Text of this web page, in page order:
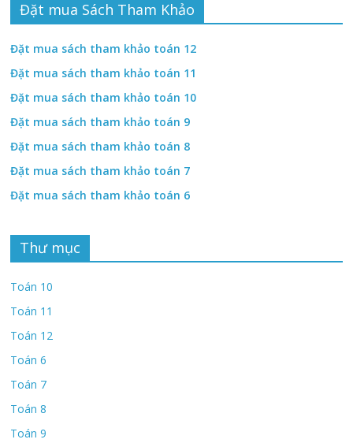
Đặt mua Sách Tham Khảo
Đặt mua sách tham khảo toán 12
Đặt mua sách tham khảo toán 11
Đặt mua sách tham khảo toán 10
Đặt mua sách tham khảo toán 9
Đặt mua sách tham khảo toán 8
Đặt mua sách tham khảo toán 7
Đặt mua sách tham khảo toán 6
Thư mục
Toán 10
Toán 11
Toán 12
Toán 6
Toán 7
Toán 8
Toán 9